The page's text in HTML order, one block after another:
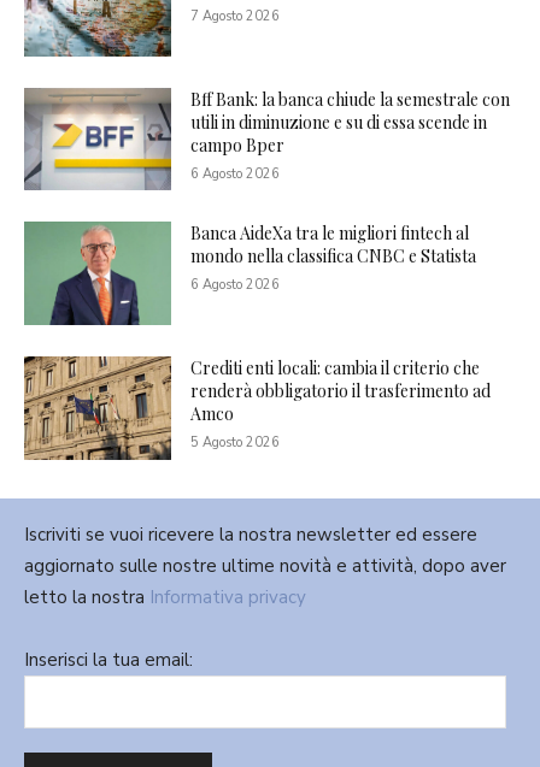
7 Agosto 2026
Bff Bank: la banca chiude la semestrale con
utili in diminuzione e su di essa scende in
campo Bper
6 Agosto 2026
Banca AideXa tra le migliori fintech al
mondo nella classifica CNBC e Statista
6 Agosto 2026
Crediti enti locali: cambia il criterio che
renderà obbligatorio il trasferimento ad
Amco
5 Agosto 2026
Iscriviti se vuoi ricevere la nostra newsletter ed essere
aggiornato sulle nostre ultime novità e attività, dopo aver
letto la nostra Informativa privacy
Inserisci la tua email: